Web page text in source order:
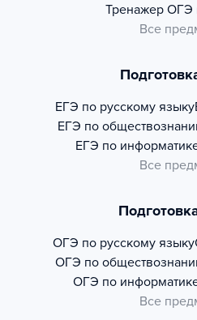
Тренажер ОГЭ
Все
ЕГЭ по русскому языку
ЕГЭ по
ЕГЭ по
Все
ОГЭ по русскому языку
ОГЭ по
ОГЭ по
Все